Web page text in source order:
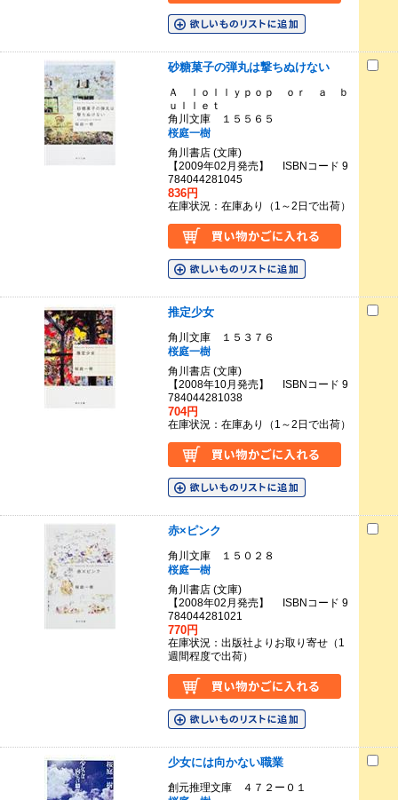
砂糖菓子の弾丸は撃ちぬけない
Ａ ｌｏｌｌｙｐｏｐ ｏｒ ａ ｂ
ｕｌｌｅｔ
角川文庫 １５５６５
桜庭一樹
角川書店 (文庫)
【2009年02月発売】 ISBNコード 9
784044281045
836円
在庫状況：在庫あり（1～2日で出荷）
推定少女
角川文庫 １５３７６
桜庭一樹
角川書店 (文庫)
【2008年10月発売】 ISBNコード 9
784044281038
704円
在庫状況：在庫あり（1～2日で出荷）
赤×ピンク
角川文庫 １５０２８
桜庭一樹
角川書店 (文庫)
【2008年02月発売】 ISBNコード 9
784044281021
770円
在庫状況：出版社よりお取り寄せ（1
週間程度で出荷）
少女には向かない職業
創元推理文庫 ４７２ー０１